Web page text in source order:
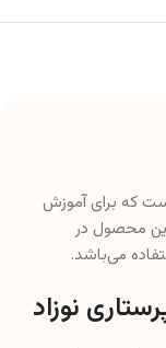
که برای آموزش
محصول در
می‌باشد.
نوزاد